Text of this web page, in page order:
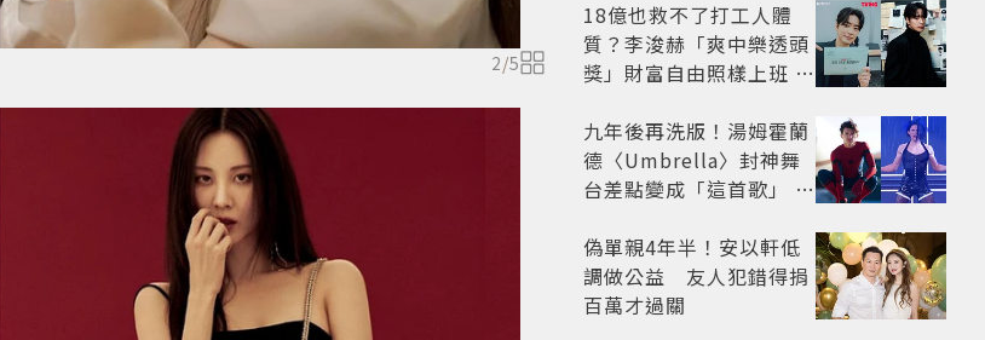
2/5
18億也救不了打工人體
質？李浚赫「爽中樂透頭
獎」財富自由照樣上班 西
九年後再洗版！湯姆霍蘭
德〈Umbrella〉封神舞
台差點變成「這首歌」 造
開
偽單親4年半！安以軒低
調做公益 友人犯錯得捐
百萬才過關